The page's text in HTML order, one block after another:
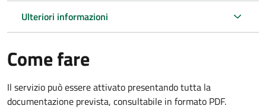
Ulteriori informazioni
Come fare
Il servizio può essere attivato presentando tutta la
documentazione prevista, consultabile in formato PDF.